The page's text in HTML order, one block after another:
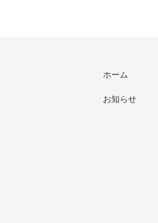
ホーム
お知らせ